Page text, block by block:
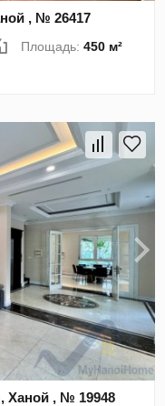
, № 26417
Площадь:450 м²
Ханой , № 19948